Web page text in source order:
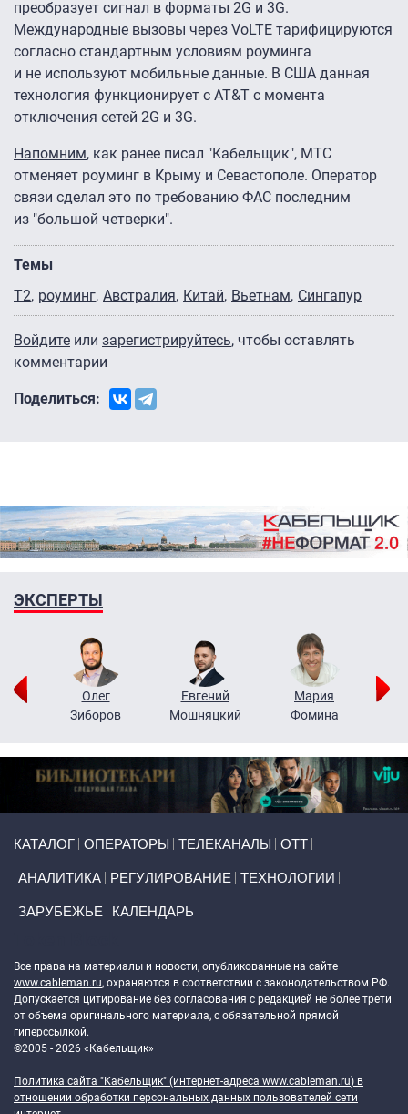
преобразует сигнал в форматы 2G и 3G.
Международные вызовы через VoLTE тарифицируются
согласно стандартным условиям роуминга
и не используют мобильные данные. В США данная
технология функционирует с AT&T с момента
отключения сетей 2G и 3G.
Напомним, как ранее писал "Кабельщик", МТС
отменяет роуминг в Крыму и Севастополе. Оператор
связи сделал это по требованию ФАС последним
из "большой четверки".
Темы
Т2 роуминг Австралия Китай Вьетнам Сингапур
Войдите или зарегистрируйтесь, чтобы оставлять
комментарии
Поделиться:
ЭКСПЕРТЫ
Олег
Зиборов
Евгений
Мошняцкий
Мария
Фомина
КАТАЛОГ ОПЕРАТОРЫ ТЕЛЕКАНАЛЫ ОТТ
АНАЛИТИКА РЕГУЛИРОВАНИЕ ТЕХНОЛОГИИ
ЗАРУБЕЖЬЕ КАЛЕНДАРЬ
Все права на материалы и новости, опубликованные на сайте
www.cableman.ru, охраняются в соответствии с законодательством РФ.
Допускается цитирование без согласования с редакцией не более трети
от объема оригинального материала, с обязательной прямой
гиперссылкой.
©2005 - 2026 «Кабельщик»
Политика сайта "Кабельщик" (интернет-адреса www.cableman.ru) в
отношении обработки персональных данных пользователей сети